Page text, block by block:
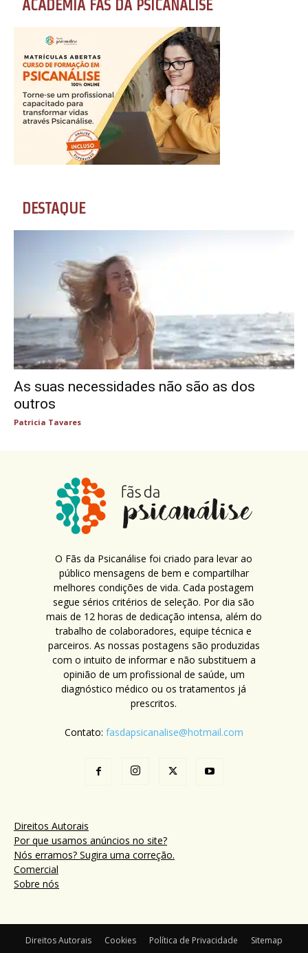
ACADEMIA FÃS DA PSICANÁLISE
DESTAQUE
As suas necessidades não são as dos
outros
Patricia Tavares
O Fãs da Psicanálise foi criado para levar ao
público mensagens de bem e compartilhar
melhores condições de vida. Cada postagem
segue sérios critérios de seleção. Por dia são
mais de 12 horas de dedicação intensa, além do
trabalho de colaboradores, equipe técnica e
parceiros. As nossas postagens são produzidas
com o intuito de informar e não substituem a
opinião de um profissional de saúde, um
diagnóstico médico ou os tratamentos já
prescritos.
Contato: fasdapsicanalise@hotmail.com
Direitos Autorais
Por que usamos anúncios no site?
Nós erramos? Sugira uma correção.
Comercial
Sobre nós
Direitos Autorais Cookies Política de Privacidade Sitemap